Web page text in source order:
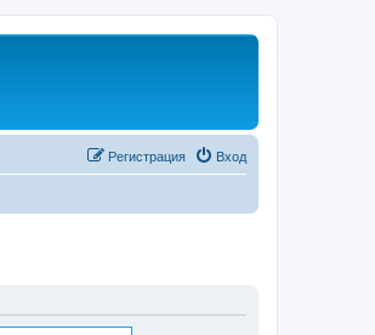
Вход
Регистрация